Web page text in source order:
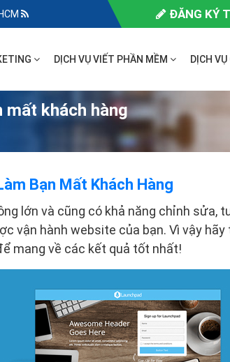
ĐĂNG KÝ
DỊCH VỤ VIẾT PHẦN MỀM DỊCH
khách hàng
Bạn Mất Khách Hàng
lớn và cũng có khả năng chỉnh sửa,
vận hành website của bạn. Vì vậy
mang về các kết quả tốt nhất!